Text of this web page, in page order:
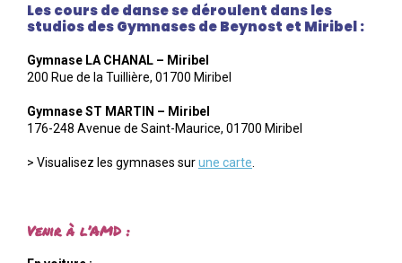
Les cours de danse se déroulent dans les
studios des Gymnases de Beynost et Miribel :
Gymnase LA CHANAL – Miribel
200 Rue de la Tuillière, 01700 Miribel
Gymnase ST MARTIN – Miribel
176-248 Avenue de Saint-Maurice, 01700 Miribel
> Visualisez les gymnases surune carte
Venir à l’AMD :